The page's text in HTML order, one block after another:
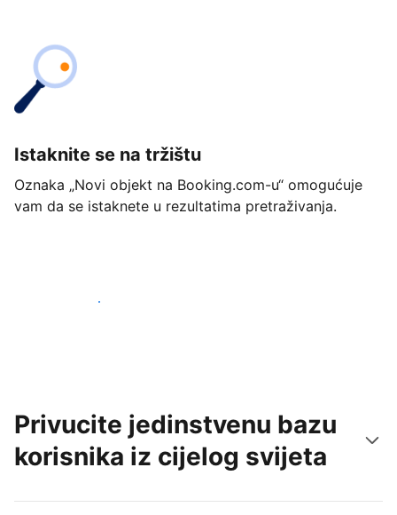
Istaknite se na tržištu
Oznaka „Novi objekt na Booking.com-u“ omogućuje
vam da se istaknete u rezultatima pretraživanja.
Započnite već danas
Privucite jedinstvenu bazu
korisnika iz cijelog svijeta